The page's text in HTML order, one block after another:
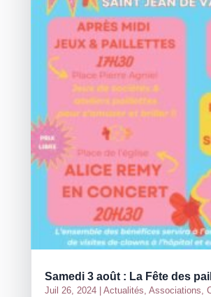
Samedi 3 août : La Fête des
Juil 26, 2024| Actualités, Associations,